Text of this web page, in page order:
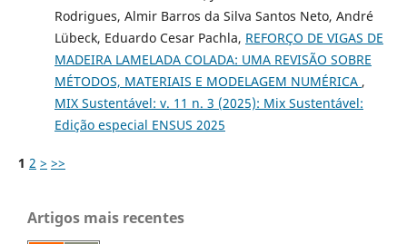
Rodrigues, Almir Barros da Silva Santos Neto, André
Lübeck, Eduardo Cesar Pachla, REFORÇO DE VIGAS DE
MADEIRA LAMELADA COLADA: UMA REVISÃO SOBRE
MÉTODOS, MATERIAIS E MODELAGEM NUMÉRICA ,
MIX Sustentável: v. 11 n. 3 (2025): Mix Sustentável:
Edição especial ENSUS 2025
1 2 > >>
Artigos mais recentes